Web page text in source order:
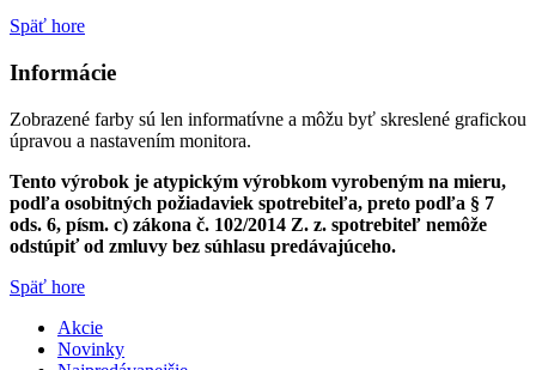
Späť hore
Informácie
Zobrazené farby sú len informatívne a môžu byť skreslené grafickou
úpravou a nastavením monitora.
Tento výrobok je atypickým výrobkom vyrobeným na mieru,
podľa osobitných požiadaviek spotrebiteľa, preto podľa § 7
ods. 6, písm. c) zákona č. 102/2014 Z. z. spotrebiteľ nemôže
odstúpiť od zmluvy bez súhlasu predávajúceho.
Späť hore
Akcie
Novinky